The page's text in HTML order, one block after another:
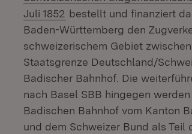
Juli 1852 (Öffnet in neuem Fenster)
bestellt und finanziert
Baden-Württemberg den
schweizerischem Gebiet zwischen
Staatsgrenze Deutschland/
Badischer Bahnhof. Die
nach Basel SBB hingegen
Badischen Bahnhof vom Kanton
und dem Schweizer Bund als Teil